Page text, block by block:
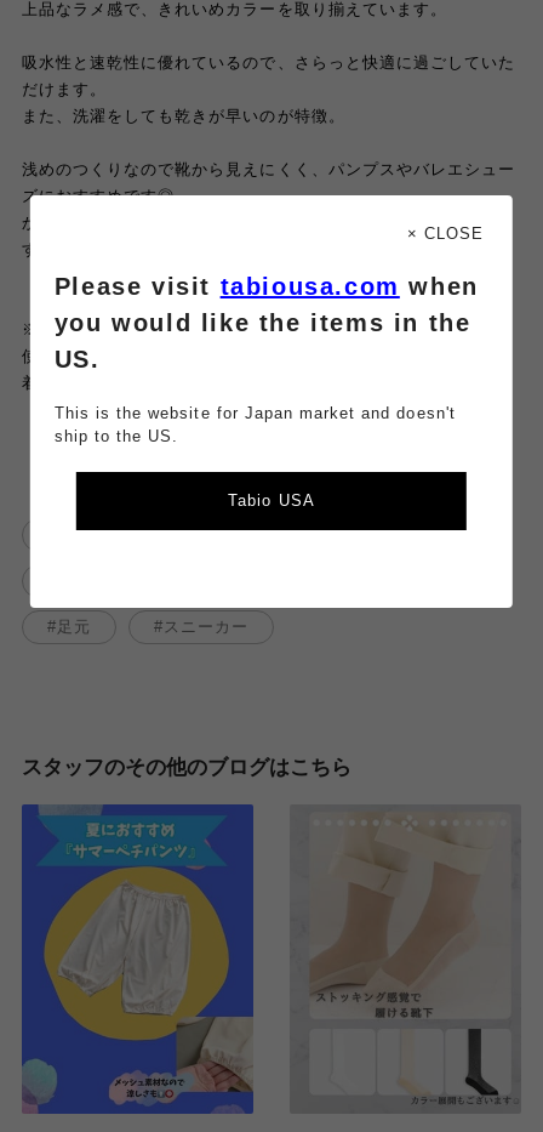
上品なラメ感で、きれいめカラーを取り揃えています。
吸水性と速乾性に優れているので、さらっと快適に過ごしていた
だけます。
また、洗濯をしても乾きが早いのが特徴。
浅めのつくりなので靴から見えにくく、パンプスやバレエシュー
ズにおすすめです◎
かかとにすべり止めもついているので脱げにくい工夫をしていま
す。
※こちらの商品はすべり止めの素材に塩化ビニールを
使用しております。
着用中にお肌に異常を感じた場合は、ご使用をお控えください。
オシャレさんと繋がりたい 靴下屋
足元 スニーカー
スタッフのその他のブログはこちら
× CLOSE
Please visit tabiousa.com when
you would like the items in the
US.
This is the website for Japan market and doesn't
ship to the US.
Tabio USA